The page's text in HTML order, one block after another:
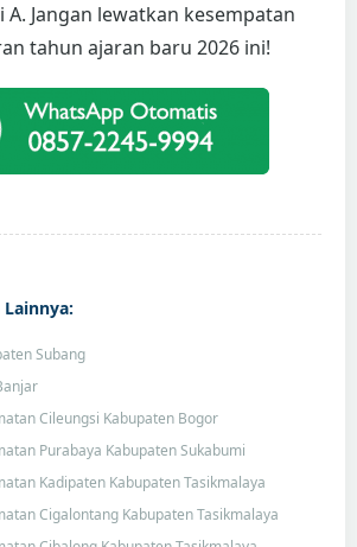
A. Jangan lewatkan kesempatan
tahun ajaran baru 2026 ini!
Subang
Cileungsi Kabupaten Bogor
Purabaya Kabupaten Sukabumi
Kadipaten Kabupaten Tasikmalaya
Cigalontang Kabupaten Tasikmalaya